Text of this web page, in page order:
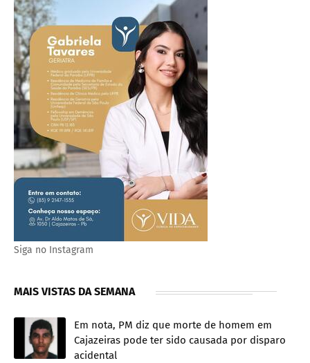
Siga no Instagram
MAIS VISTAS DA SEMANA
Em nota, PM diz que morte de homem em
Cajazeiras pode ter sido causada por disparo
acidental